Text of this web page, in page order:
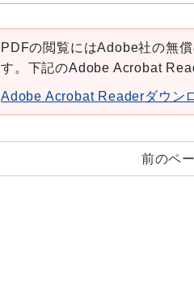
PDFの閲覧にはAdobe社の無
す。下記のAdobe Acrobat
Adobe Acrobat Readerダウン
前のペ